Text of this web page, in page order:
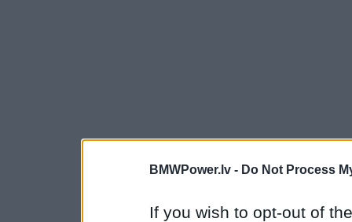
BMWPower.lv - Do Not Process
If you wish to opt-out of